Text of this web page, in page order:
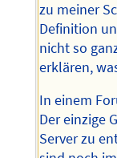
zu meiner
Definition
nicht so
erklären,
In einem
Der einzige
Server zu